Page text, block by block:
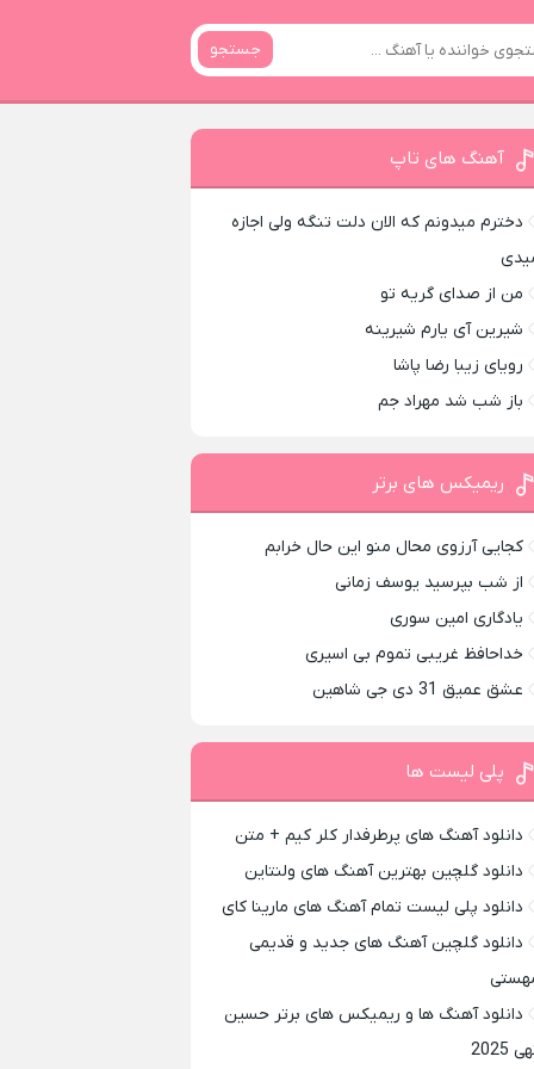
جستجو
آهنگ های تاپ
دخترم میدونم که الان دلت تنگه ولی اجازه
من از صدای گريه تو
شیرین آی یارم شیرینه
رویای زیبا رضا پاشا
باز شب شد مهراد جم
ریمیکس های برتر
کجایی آرزوی محال منو این حال خرابم
از شب بپرسید یوسف زمانی
یادگاری امین سوری
خداحافظ غریبی تموم بی اسیری
عشق عمیق 31 دی جی شاهین
پلی لیست ها
دانلود آهنگ های پرطرفدار کلر کیم + متن
دانلود گلچین بهترین آهنگ های ولنتاین
دانلود پلی لیست تمام آهنگ های مارینا کای
دانلود گلچین آهنگ های جدید و قدیمی
دانلود آهنگ ها و ریمیکس های برتر حسین
2025